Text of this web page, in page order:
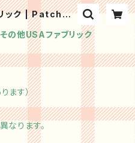
ック | Patchwo
HinaPatch
その他USAファブリック
ます）
なります。